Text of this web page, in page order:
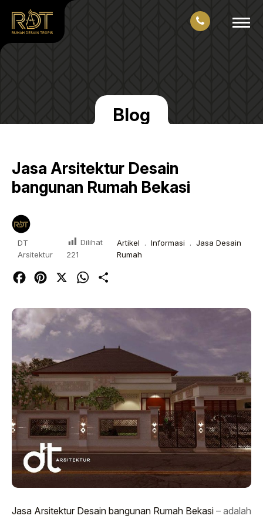
Blog
Jasa Arsitektur Desain
bangunan Rumah Bekasi
DT
Arsitektur
Dilihat
221
Artikel .Informasi .Jasa Desain
Rumah
FacebookPinterest WhatsApp
Jasa Arsitektur Desain bangunan Rumah Bekasi – adalah